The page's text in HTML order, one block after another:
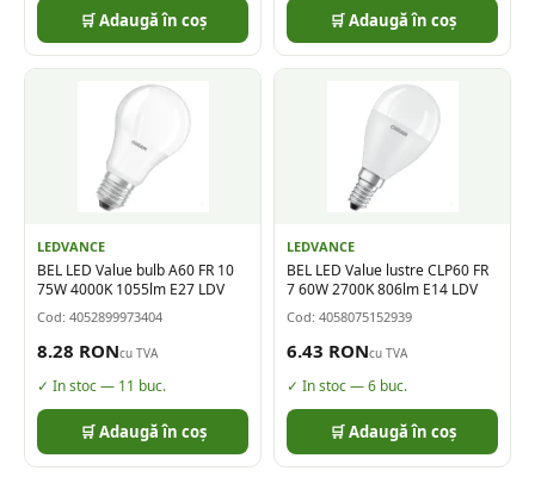
🛒 Adaugă în coș 🛒 Adaugă în coș
LEDVANCE
BEL LED Value bulb A60 FR 10
75W 4000K 1055lm E27 LDV
Cod: 4052899973404
8.28 RONcu TVA
✓ In stoc — 11 buc.
🛒 Adaugă în coș
LEDVANCE
BEL LED Value lustre CLP60 FR
7 60W 2700K 806lm E14 LDV
Cod: 4058075152939
6.43 RONcu TVA
✓ In stoc —6 buc.
🛒 Adaugă în coș